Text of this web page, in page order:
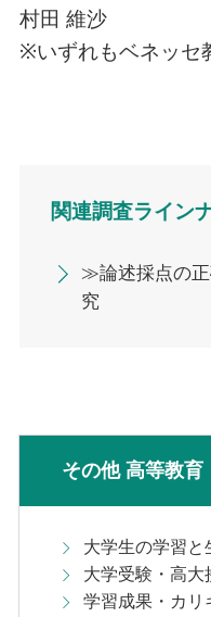
村田 維沙
※いずれもベネッ
関連調査ライン
≫論述採点の正
究
その他 高等教育
大学生の学習と
大学受験・高大
学習成果・カリ